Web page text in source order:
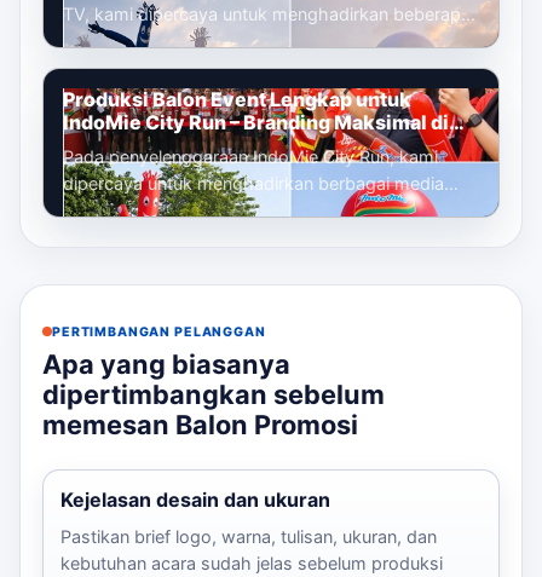
TV, kami dipercaya untuk menghadirkan beberapa
media promosi udara yang tidak hanya be...
Produksi Balon Event Lengkap untuk
IndoMie City Run – Branding Maksimal di
Setiap Titik Acara
Pada penyelenggaraan IndoMie City Run, kami
dipercaya untuk menghadirkan berbagai media
promosi udara yang berfungsi sebagai eleme...
PERTIMBANGAN PELANGGAN
Apa yang biasanya
dipertimbangkan sebelum
memesan Balon Promosi
Kejelasan desain dan ukuran
Pastikan brief logo, warna, tulisan, ukuran, dan
kebutuhan acara sudah jelas sebelum produksi